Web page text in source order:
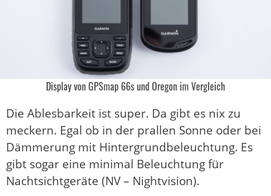
Display von GPSmap 66s und Oregon im Vergleich
Die Ablesbarkeit ist super. Da gibt es nix zu
meckern. Egal ob in der prallen Sonne oder bei
Dämmerung mit Hintergrundbeleuchtung. Es
gibt sogar eine minimal Beleuchtung für
Nachtsichtgeräte (NV – Nightvision).